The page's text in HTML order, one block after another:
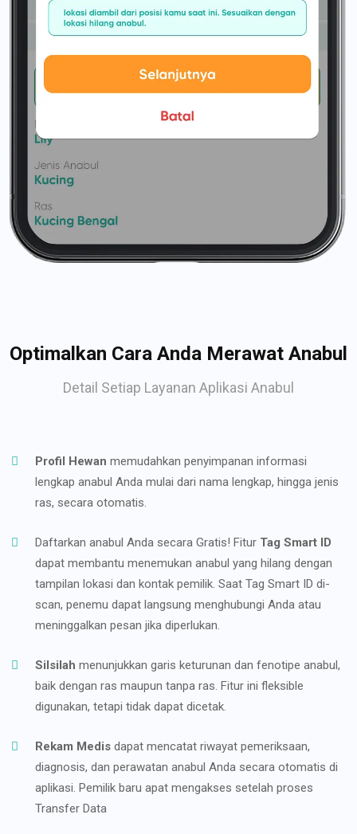
Optimalkan Cara Anda Merawat Anabul
Detail Setiap Layanan Aplikasi Anabul
Profil Hewan memudahkan penyimpanan informasi
lengkap anabul Anda mulai dari nama lengkap, hingga jenis
ras, secara otomatis.
Daftarkan anabul Anda secara Gratis! Fitur Tag Smart ID
dapat membantu menemukan anabul yang hilang dengan
tampilan lokasi dan kontak pemilik. Saat Tag Smart ID di-
scan, penemu dapat langsung menghubungi Anda atau
meninggalkan pesan jika diperlukan.
Silsilah menunjukkan garis keturunan dan fenotipe anabul,
baik dengan ras maupun tanpa ras. Fitur ini fleksible
digunakan, tetapi tidak dapat dicetak.
Rekam Medis dapat mencatat riwayat pemeriksaan,
diagnosis, dan perawatan anabul Anda secara otomatis di
aplikasi. Pemilik baru apat mengakses setelah proses
Transfer Data